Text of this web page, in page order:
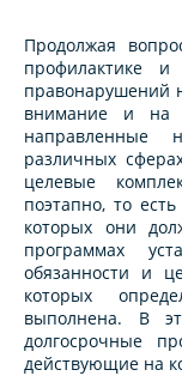
Продолжая
профилактике и
правонарушений
внимание и на
различных
целевые
поэтапно, то
которых они
программах
обязанности и
которых
выполнена. В
долгосрочные
действующие на